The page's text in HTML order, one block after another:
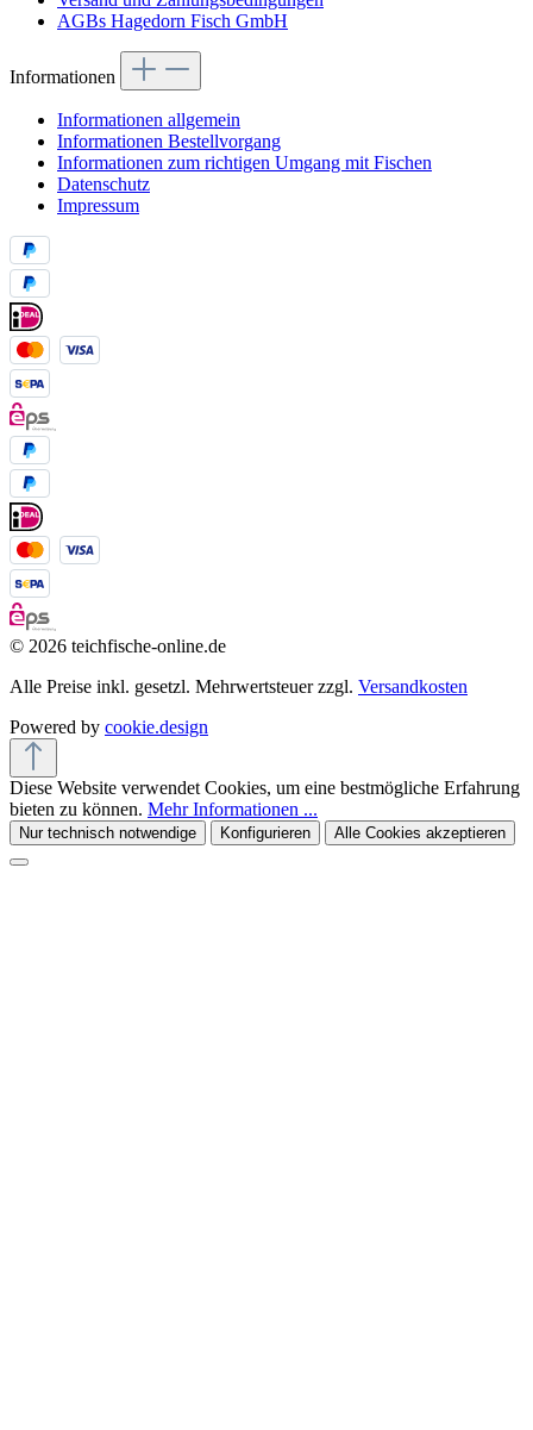
AGBs Hagedorn Fisch GmbH
Informationen
Informationen allgemein
Informationen Bestellvorgang
Informationen zum richtigen Umgang mit Fischen
Datenschutz
Impressum
© 2026 teichfische-online.de
Alle Preise inkl. gesetzl. Mehrwertsteuer zzgl. Versandkosten
Powered by cookie.design
Diese Website verwendet Cookies, um eine bestmögliche Erfahrung
bieten zu können. Mehr Informationen ...
Nur technisch notwendige Konfigurieren Alle Cookies akzeptieren